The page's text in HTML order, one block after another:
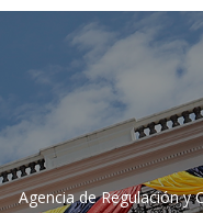
Agencia de Regulación y